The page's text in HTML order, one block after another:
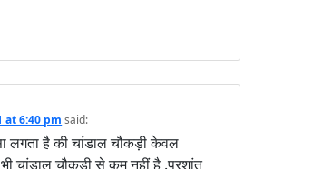
at 6:40 pm said:
लगता है की चांडाल चौकड़ी केवल
चांडाल चौकड़ी से कम नहीं है .प्रशांत